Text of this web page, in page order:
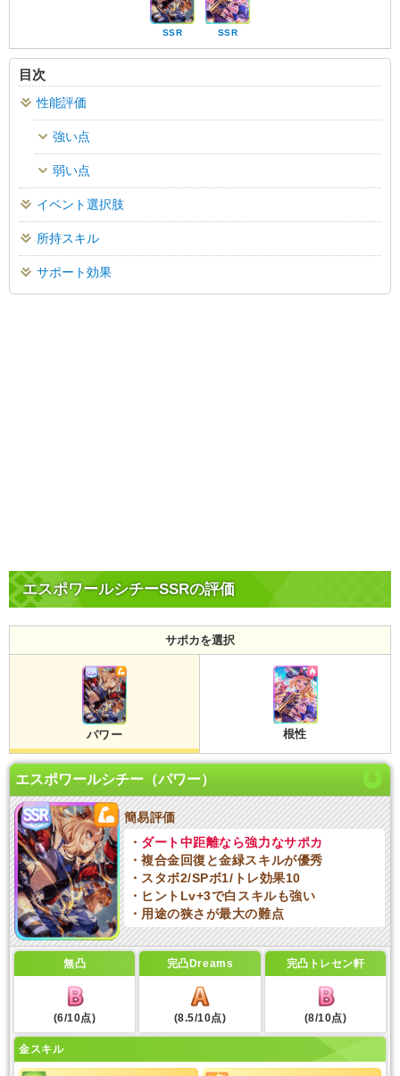
SSR SSR
目次
性能評価
強い点
弱い点
イベント選択肢
所持スキル
サポート効果
エスポワールシチーSSRの評価
サポカを選択
パワー 根性
エスポワールシチー（パワー）
簡易評価
・ ダート中距離なら強力なサポカ
・複合金回復と金緑スキルが優秀
・スタボ2/SPボ1/トレ効果10
・ヒントLv+3で白スキルも強い
・用途の狭さが最大の難点
無凸
(6/10点)
完凸Dreams
(8.5/10点)
完凸トレセン軒
(8/10点)
金スキル